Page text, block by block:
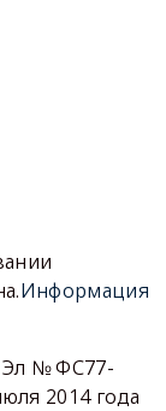
Информация
Эл № ФС77-
2014 года